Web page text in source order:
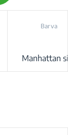
Barva
Manhattan